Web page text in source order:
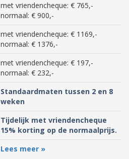
met vriendencheque: € 765,-
normaal: € 900,-
met vriendencheque: € 1169,-
normaal: € 1376,-
met vriendencheque: € 197,-
normaal: € 232,-
Standaardmaten tussen 2 en 8
weken
Tijdelijk met vriendencheque
15% korting op de normaalprijs.
Lees meer »